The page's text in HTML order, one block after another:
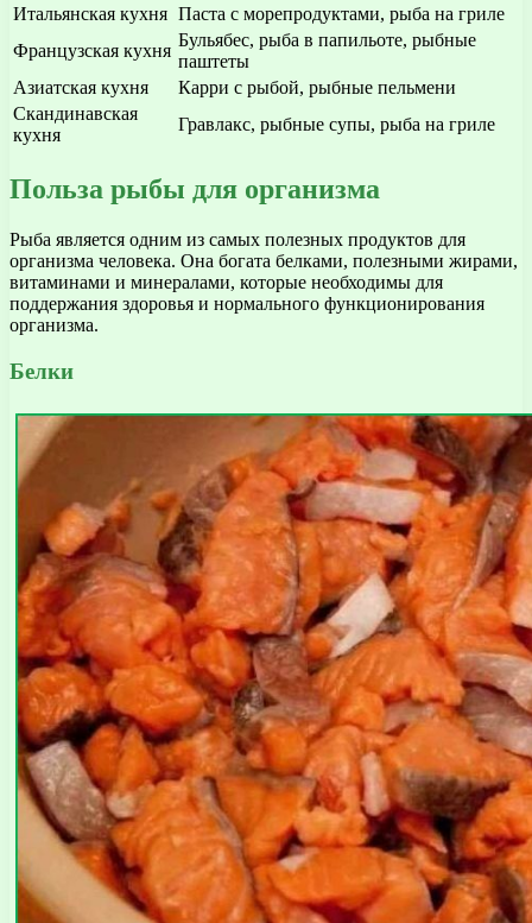
Итальянская кухня Паста с морепродуктами, рыба на гриле
Французская кухня
Бульябес, рыба в папильоте, рыбные
паштеты
Азиатская кухня
Карри с рыбой, рыбные пельмени
Скандинавская
кухня
Гравлакс, рыбные супы, рыба на гриле
Польза рыбы для организма
Рыба является одним из самых полезных продуктов для
организма человека. Она богата белками, полезными жирами,
витаминами и минералами, которые необходимы для
поддержания здоровья и нормального функционирования
организма.
Белки